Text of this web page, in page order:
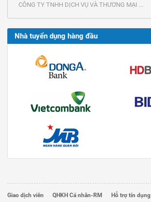
CÔNG TY TNHH DỊCH VỤ VÀ THƯƠNG MẠI ...
Nhà tuyển dụng hàng đầu
Giao dịch viên QHKH Cá nhân-RM Hỗ trợ tín dụng